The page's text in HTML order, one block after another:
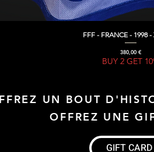
Aperçu
FFF - FRANCE - 1998
Prix
380,00 €
BUY 2 GET
UN BOUT
OFFREZ UNE
GIFT CARD